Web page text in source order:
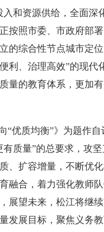
和资源供给，全面深
按照市委、市政府部
的综合性节点城市定
利、治理高效”的现代
量的教育体系，更加
均衡”》为题作自
质量”的总要求，攻
、扩容增量，不断优
融合，着力强化教师
展望未来，松江将继
发展目标，聚焦义务